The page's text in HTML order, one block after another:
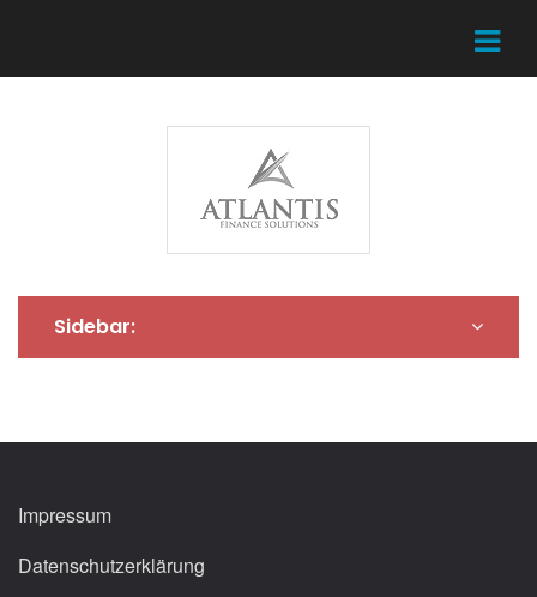
Sidebar:
Impressum
Datenschutzerklärung